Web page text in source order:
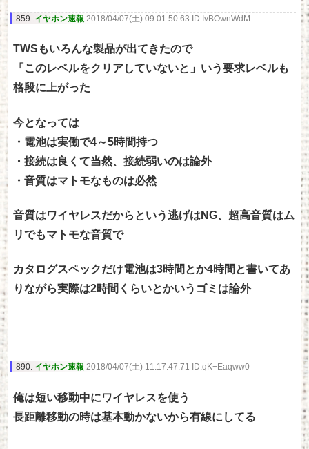
859: イヤホン速報 2018/04/07(土) 09:01:50.63 ID:IvBOwnWdM
TWSもいろんな製品が出てきたので
「このレベルをクリアしていないと」いう要求レベルも
格段に上がった
今となっては
・電池は実働で4～5時間持つ
・接続は良くて当然、接続弱いのは論外
・音質はマトモなものは必然
音質はワイヤレスだからという逃げはNG、超高音質はム
リでもマトモな音質で
カタログスペックだけ電池は3時間とか4時間と書いてあ
りながら実際は2時間くらいとかいうゴミは論外
890: イヤホン速報 2018/04/07(土) 11:17:47.71 ID:qK+Eaqww0
俺は短い移動中にワイヤレスを使う
長距離移動の時は基本動かないから有線にしてる